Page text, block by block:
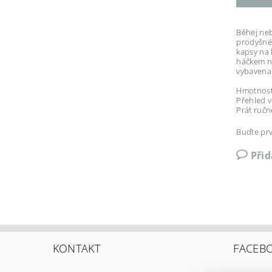
Běhej
kapsy na
háčkem
Přehled
Prát
Buďte
KONTAKT